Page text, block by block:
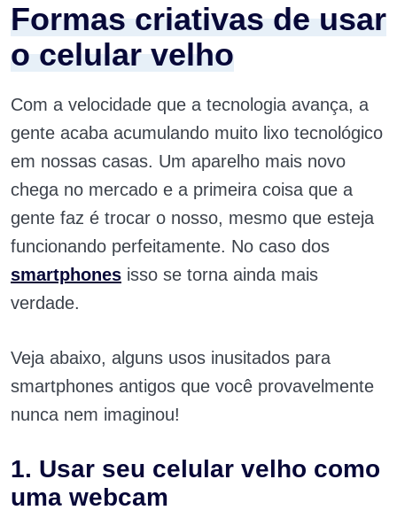
Formas criativas de usar
o celular velho
Com a velocidade que a tecnologia avança, a
gente acaba acumulando muito lixo tecnológico
em nossas casas. Um aparelho mais novo
chega no mercado e a primeira coisa que a
gente faz é trocar o nosso, mesmo que esteja
funcionando perfeitamente. No caso dos
smartphones isso se torna ainda mais
verdade.
Veja abaixo, alguns usos inusitados para
smartphones antigos que você provavelmente
nunca nem imaginou!
1. Usar seu celular velho como
uma webcam